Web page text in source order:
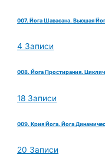
007. Йога Шавасана. Высшая
4 Записи
008. Йога Простирания.
18 Записи
009. Крия Йога. Йога
20 Записи